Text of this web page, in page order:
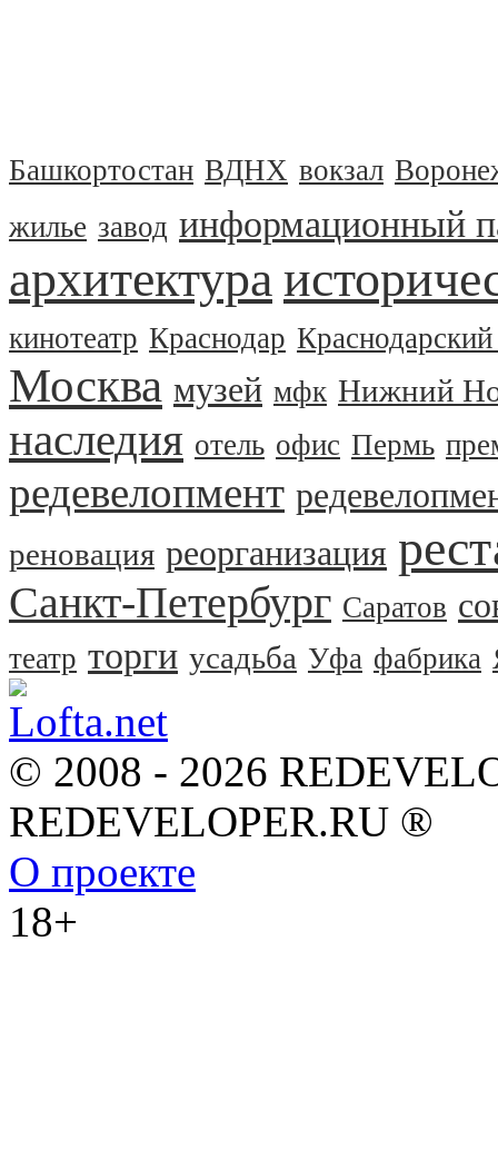
Башкортостан ВДНХ вокзал
жилье завод информационный
архитектура
кинотеатр Краснодар
Москва музей мфк Нижний
наследия отель офис Пермь
редевелопмент
реновация реорганизация
Санкт-Петербург Саратов
театр торги усадьба Уфа фабрика
© 2008 - 2026
REDEVELOPER.RU ®
О проекте
18+